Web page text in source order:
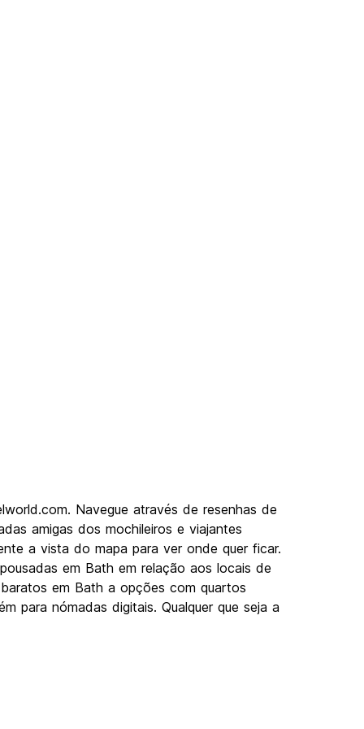
Navegue através de resenhas de
amigas dos mochileiros e viajantes
a vista do mapa para ver onde quer ficar.
em Bath em relação aos locais de
em Bath a opções com quartos
para nómadas digitais. Qualquer que seja a